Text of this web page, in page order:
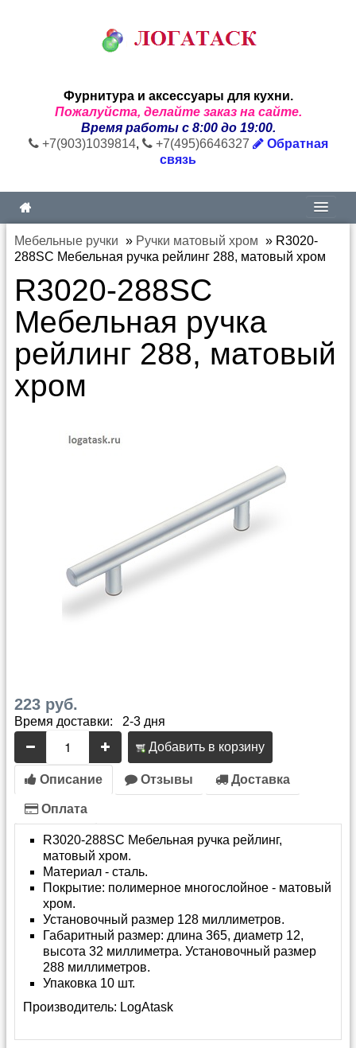
Фурнитура и аксессуары для кухни.
Пожалуйста, делайте заказ на сайте.
Время работы с 8:00 до 19:00.
+7(903)1039814, +7(495)6646327
Обратная
связь
Мебельные ручки » Ручки матовый хром » R3020-
288SC Мебельная ручка рейлинг 288, матовый хром
R3020-288SC
Мебельная ручка
рейлинг 288, матовый
хром
223 руб.
Время доставки: 2-3 дня
Добавить в корзину
Описание Отзывы Доставка
Оплата
R3020-288SC Мебельная ручка рейлинг,
матовый хром.
Материал - сталь.
Покрытие: полимерное многослойное - матовый
хром.
Установочный размер 128 миллиметров.
Габаритный размер: длина 365, диаметр 12,
высота 32 миллиметра. Установочный размер
288 миллиметров.
Упаковка 10 шт.
Производитель: LogAtask